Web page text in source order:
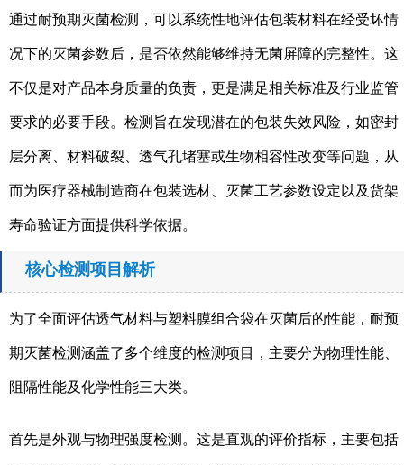
通过耐预期灭菌检测，可以系统性地评估包装材料在经受坏情
况下的灭菌参数后，是否依然能够维持无菌屏障的完整性。这
不仅是对产品本身质量的负责，更是满足相关标准及行业监管
要求的必要手段。检测旨在发现潜在的包装失效风险，如密封
层分离、材料破裂、透气孔堵塞或生物相容性改变等问题，从
而为医疗器械制造商在包装选材、灭菌工艺参数设定以及货架
寿命验证方面提供科学依据。
核心检测项目解析
为了全面评估透气材料与塑料膜组合袋在灭菌后的性能，耐预
期灭菌检测涵盖了多个维度的检测项目，主要分为物理性能、
阻隔性能及化学性能三大类。
首先是外观与物理强度检测。这是直观的评价指标，主要包括